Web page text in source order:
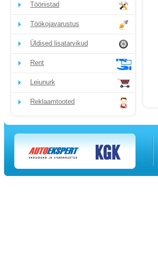
Tööriistad
Töökojavarustus
Üldised lisatarvikud
Rent
Leiunurk
Reklaamtooted